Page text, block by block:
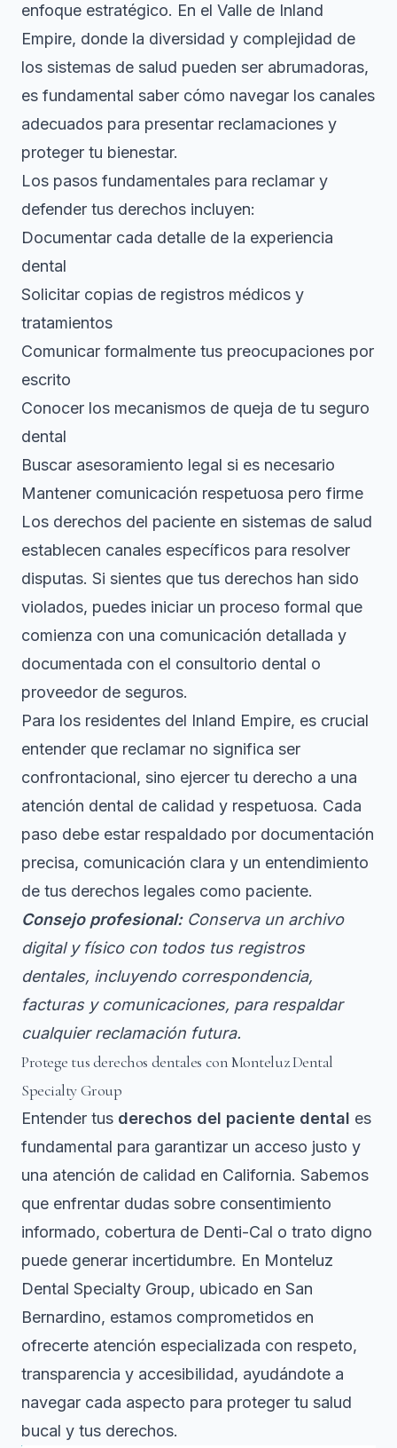
enfoque estratégico. En el Valle de Inland
Empire, donde la diversidad y complejidad de
los sistemas de salud pueden ser abrumadoras,
es fundamental saber cómo navegar los canales
adecuados para presentar reclamaciones y
proteger tu bienestar.
Los pasos fundamentales para reclamar y
defender tus derechos incluyen:
Documentar cada detalle de la experiencia
dental
Solicitar copias de registros médicos y
tratamientos
Comunicar formalmente tus preocupaciones por
escrito
Conocer los mecanismos de queja de tu seguro
dental
Buscar asesoramiento legal si es necesario
Mantener comunicación respetuosa pero firme
Los derechos del paciente en sistemas de salud
establecen canales específicos para resolver
disputas. Si sientes que tus derechos han sido
violados, puedes iniciar un proceso formal que
comienza con una comunicación detallada y
documentada con el consultorio dental o
proveedor de seguros.
Para los residentes del Inland Empire, es crucial
entender que reclamar no significa ser
confrontacional, sino ejercer tu derecho a una
atención dental de calidad y respetuosa. Cada
paso debe estar respaldado por documentación
precisa, comunicación clara y un entendimiento
de tus derechos legales como paciente.
Consejo profesional: Conserva un archivo
digital y físico con todos tus registros
dentales, incluyendo correspondencia,
facturas y comunicaciones, para respaldar
cualquier reclamación futura.
Protege tus derechos dentales con Monteluz Dental
Specialty Group
Entender tus derechos del paciente dental es
fundamental para garantizar un acceso justo y
una atención de calidad en California. Sabemos
que enfrentar dudas sobre consentimiento
informado, cobertura de Denti-Cal o trato digno
puede generar incertidumbre. En Monteluz
Dental Specialty Group, ubicado en San
Bernardino, estamos comprometidos en
ofrecerte atención especializada con respeto,
transparencia y accesibilidad, ayudándote a
navegar cada aspecto para proteger tu salud
bucal y tus derechos.